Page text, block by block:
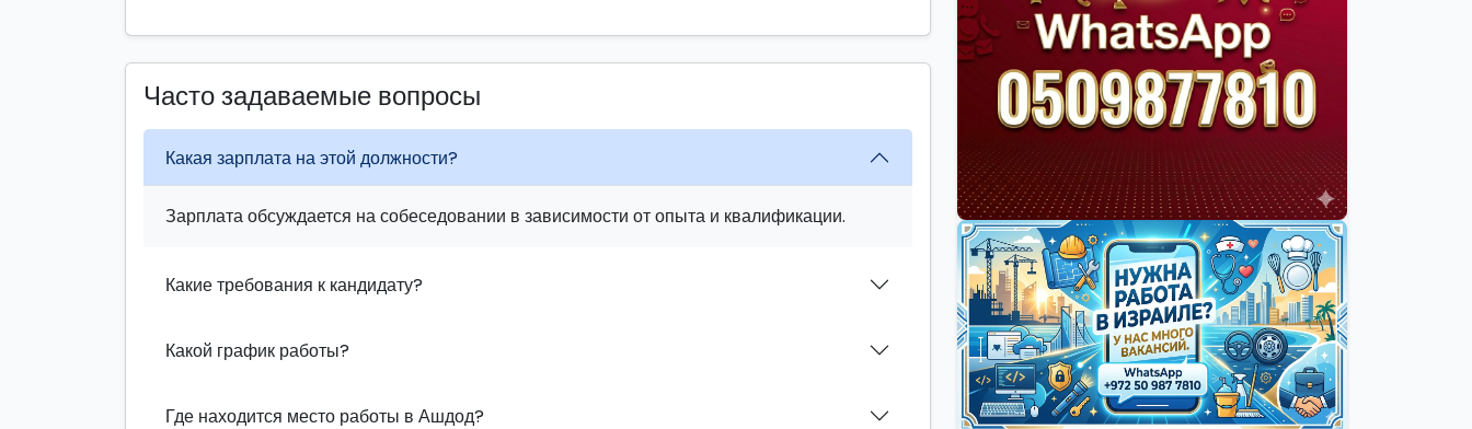
Часто задаваемые вопросы
Какая зарплата на этой должности?
Зарплата обсуждается на собеседовании в зависимости от опыта и квалификации.
Какие требования к кандидату?
Какой график работы?
Где находится место работы в Ашдод?